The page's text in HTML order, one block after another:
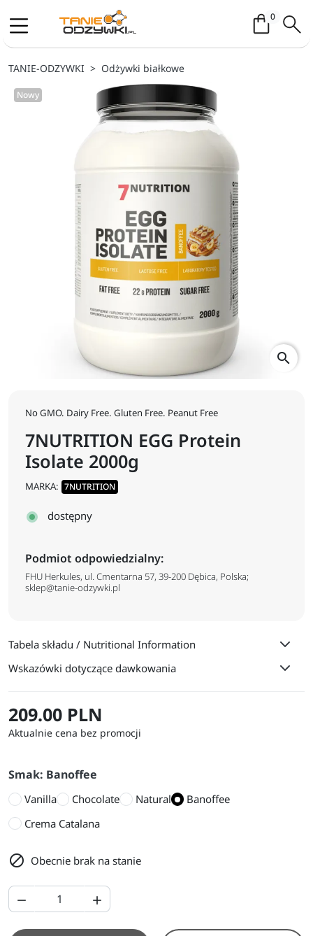
0Koszyk /
TANIE-ODZYWKI Odżywki białkowe
Nowy
search
No GMO. Dairy Free. Gluten Free. Peanut Free
7NUTRITION EGG Protein
Isolate 2000g
MARKA: 7NUTRITION
dostępny
Podmiot odpowiedzialny:
FHU Herkules, ul. Cmentarna 57, 39-200 Dębica, Polska;
sklep@tanie-odzywki.pl
Tabela składu / Nutritional Information
Wskazówki dotyczące dawkowania
209.00 PLN
Aktualnie cena bez promocji
Smak: Banoffee
Vanilla Chocolate Natural
Banoffee
Crema Catalana
 Obecnie brak na stanie
 